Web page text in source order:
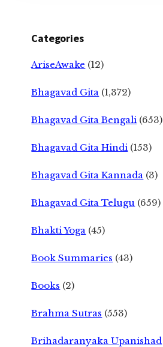
Categories
AriseAwake (12)
Bhagavad Gita (1,372)
Bhagavad Gita Bengali (653)
Bhagavad Gita Hindi (153)
Bhagavad Gita Kannada (3)
Bhagavad Gita Telugu (659)
Bhakti Yoga (45)
Book Summaries (43)
Books (2)
Brahma Sutras (553)
Brihadaranyaka Upanishad